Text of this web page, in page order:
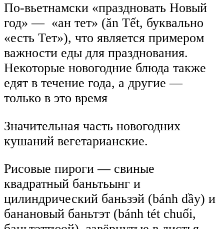
По-вьетнамски «праздновать Новый
год» — «ан тет» (ăn Tết, буквально
«есть Тет»), что является примером
важности еды для празднования.
Некоторые новогодние блюда также
едят в течение года, а другие —
только в это время
Значительная часть новогодних
кушаний вегетарианские.
Рисовые пироги — свиные
квадратный баньтьынг и
цилиндрический баньзэй (bánh dầy) и
банановый баньтэт (bánh tét chuối,